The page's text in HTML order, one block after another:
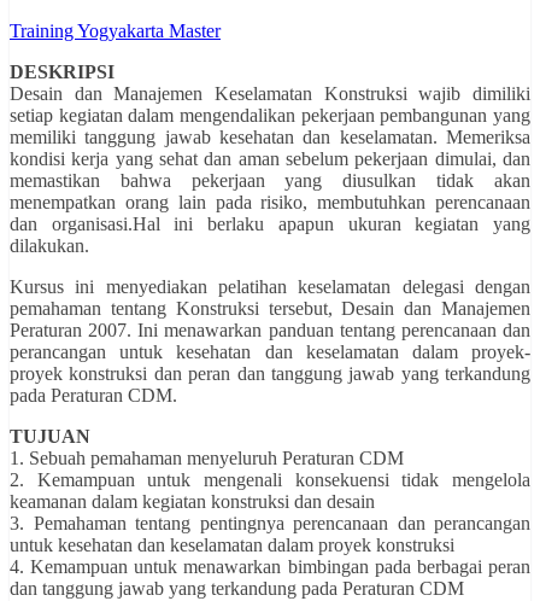
Training Yogyakarta Master
DESKRIPSI
Desain dan Manajemen Keselamatan Konstruksi wajib dimiliki
setiap kegiatan dalam mengendalikan pekerjaan pembangunan yang
memiliki tanggung jawab kesehatan dan keselamatan. Memeriksa
kondisi kerja yang sehat dan aman sebelum pekerjaan dimulai, dan
memastikan bahwa pekerjaan yang diusulkan tidak akan
menempatkan orang lain pada risiko, membutuhkan perencanaan
dan organisasi.Hal ini berlaku apapun ukuran kegiatan yang
dilakukan.
Kursus ini menyediakan pelatihan keselamatan delegasi dengan
pemahaman tentang Konstruksi tersebut, Desain dan Manajemen
Peraturan 2007. Ini menawarkan panduan tentang perencanaan dan
perancangan untuk kesehatan dan keselamatan dalam proyek-
proyek konstruksi dan peran dan tanggung jawab yang terkandung
pada Peraturan CDM.
TUJUAN
1. Sebuah pemahaman menyeluruh Peraturan CDM
2. Kemampuan untuk mengenali konsekuensi tidak mengelola
keamanan dalam kegiatan konstruksi dan desain
3. Pemahaman tentang pentingnya perencanaan dan perancangan
untuk kesehatan dan keselamatan dalam proyek konstruksi
4. Kemampuan untuk menawarkan bimbingan pada berbagai peran
dan tanggung jawab yang terkandung pada Peraturan CDM